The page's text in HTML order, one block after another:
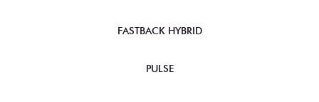
FASTBACK HYBRID
PULSE